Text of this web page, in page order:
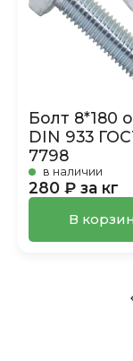
Болт 8*180
DIN 933
7798
в наличии
280 ₽ за кг
В